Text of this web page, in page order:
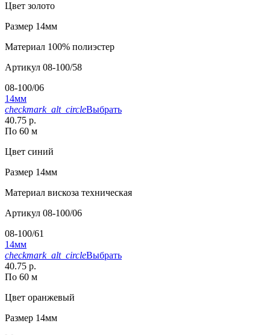
Цвет золото
Размер 14мм
Материал 100% полиэстер
Артикул 08-100/58
08-100/06
14мм
checkmark_alt_circleВыбрать
40.75 р.
По 60 м
Цвет синий
Размер 14мм
Материал вискоза техническая
Артикул 08-100/06
08-100/61
14мм
checkmark_alt_circleВыбрать
40.75 р.
По 60 м
Цвет оранжевый
Размер 14мм